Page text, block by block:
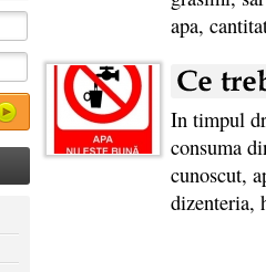
apa,
In timpul
consuma
cunoscut,
dizenteria,